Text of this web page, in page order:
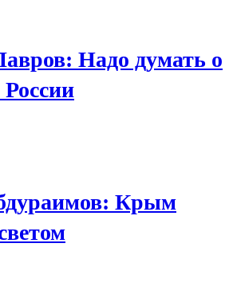
Надо думать о
Крым